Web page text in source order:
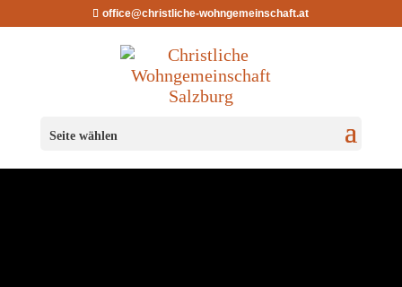
office@christliche-wohngemeinschaft.at
Seite wählen
CHRIST­LI­CHE